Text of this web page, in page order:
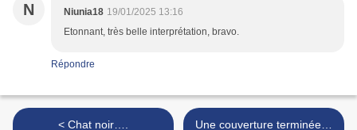
N Niunia18 19/01/2025 13:16
Etonnant, très belle interprétation, bravo.
Répondre
< Chat noir….
Une couverture terminée…